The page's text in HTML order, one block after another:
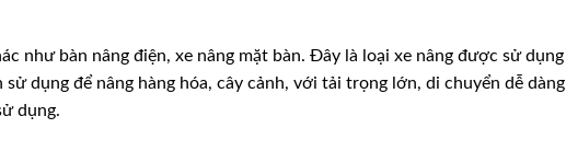
như bàn nâng điện, xe nâng mặt bàn. Đây là loại xe nâng được sử dụng
dụng để nâng hàng hóa, cây cảnh, với tải trọng lớn, di chuyển dễ dàng
dụng.